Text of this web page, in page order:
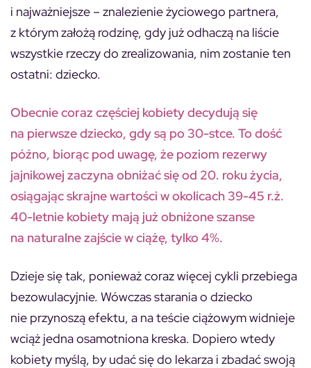
i najważniejsze – znalezienie życiowego partnera,
z którym założą rodzinę, gdy już odhaczą na liście
wszystkie rzeczy do zrealizowania, nim zostanie ten
ostatni: dziecko.
Obecnie coraz częściej kobiety decydują się
na pierwsze dziecko, gdy są po 30-stce. To dość
późno, biorąc pod uwagę, że poziom rezerwy
jajnikowej zaczyna obniżać się od 20. roku życia,
osiągając skrajne wartości w okolicach 39-45 r.ż.
40-letnie kobiety mają już obniżone szanse
na naturalne zajście w ciążę, tylko 4%.
Dzieje się tak, ponieważ coraz więcej cykli przebiega
bezowulacyjnie. Wówczas starania o dziecko
nie przynoszą efektu, a na teście ciążowym widnieje
wciąż jedna osamotniona kreska. Dopiero wtedy
kobiety myślą, by udać się do lekarza i zbadać swoją